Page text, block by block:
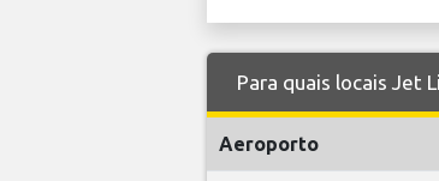
Para quais locais Jet
Aeroporto